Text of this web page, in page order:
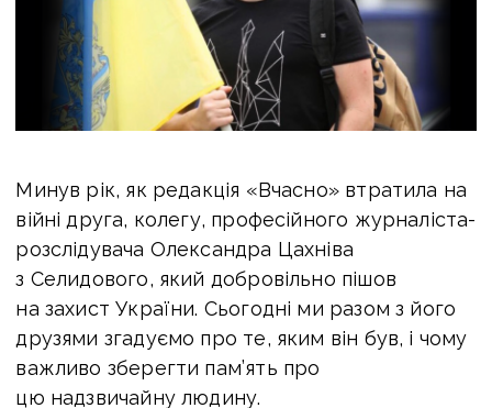
Минув рік, як редакція «Вчасно» втратила на
війні друга, колегу, професійного журналіста-
розслідувача Олександра Цахніва
з Селидового, який добровільно пішов
на захист України. Сьогодні ми разом з його
друзями згадуємо про те, яким він був, і чому
важливо зберегти пам’ять про
цю надзвичайну людину.